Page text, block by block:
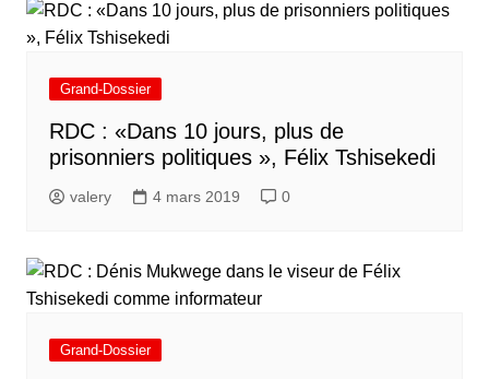
Grand-Dossier
RDC : «Dans 10 jours, plus de
prisonniers politiques », Félix Tshisekedi
valery 4 mars 2019 0
Grand-Dossier